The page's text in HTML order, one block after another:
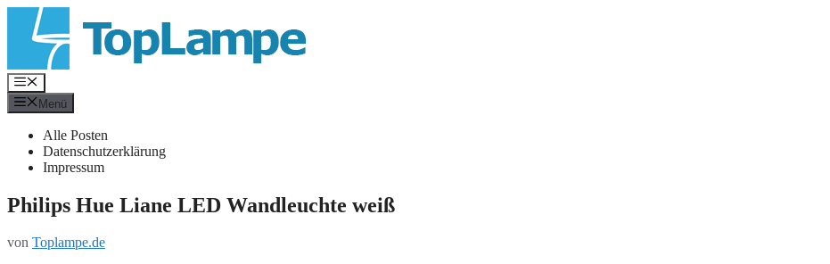
Inhalt
springen
Menü
Menü
Alle Posten
Datenschutzerklärung
Impressum
Philips Hue Liane LED Wandleuchte weiß
von Toplampe.de